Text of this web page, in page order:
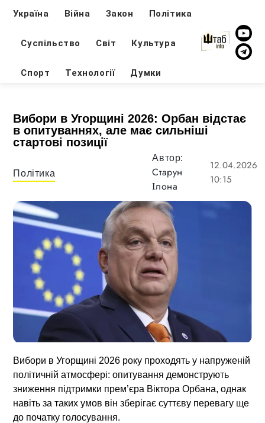
Україна Війна Закон Політика
Суспільство Світ Культура
Спорт Технології Думки
Вибори в Угорщині 2026: Орбан відстає
в опитуваннях, але має сильніші
стартові позиції
Політика
Автор:
Старун
Ілона
12.04.2026
10:15
Вибори в Угорщині 2026 року проходять у напруженій
політичній атмосфері: опитування демонструють
зниження підтримки прем’єра Віктора Орбана, однак
навіть за таких умов він зберігає суттєву перевагу ще
до початку голосування.